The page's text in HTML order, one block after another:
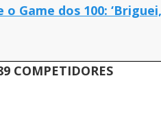
Game dos 100:
COMPETIDORES